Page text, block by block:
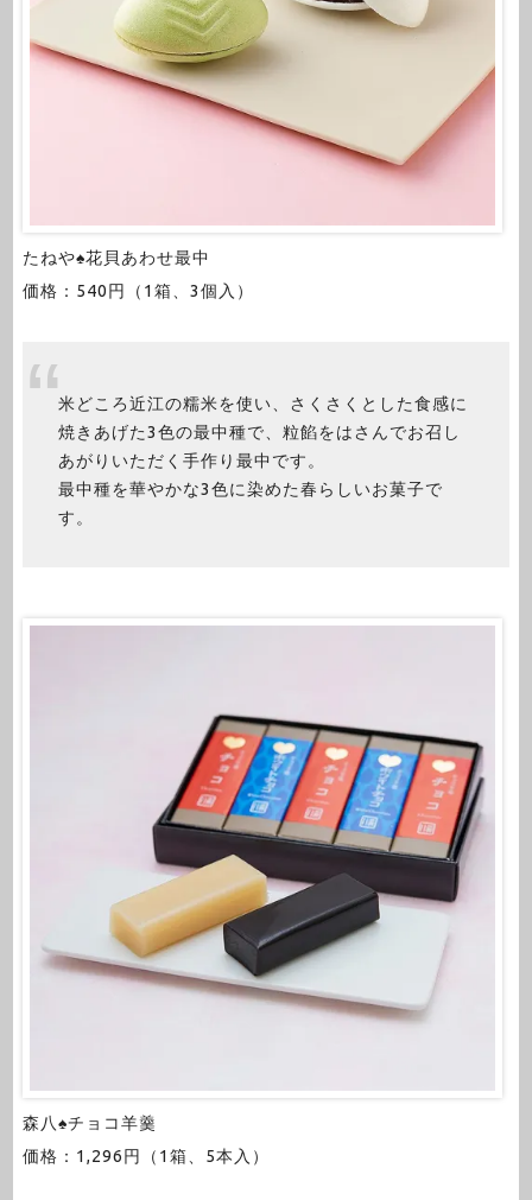
たねや♠花貝あわせ最中
価格：540円（1箱、3個入）
米どころ近江の糯米を使い、さくさくとした食感に
焼きあげた3色の最中種で、粒餡をはさんでお召し
あがりいただく手作り最中です。
最中種を華やかな3色に染めた春らしいお菓子で
す。
森八♠チョコ羊羹
価格：1,296円（1箱、5本入）